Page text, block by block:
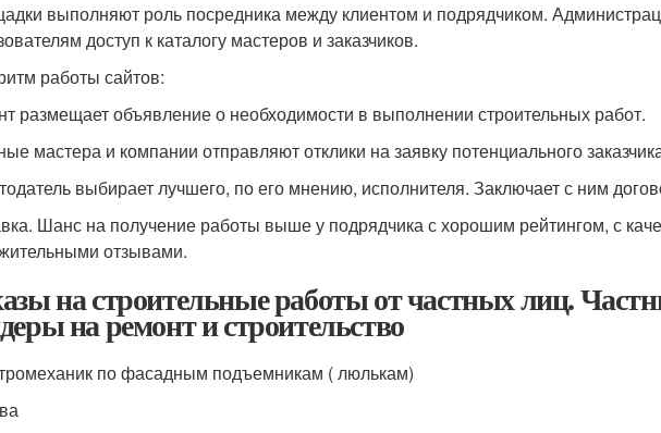
выполняют роль посредника между клиентом и подрядчиком.
доступ к каталогу мастеров и заказчиков.
работы сайтов:
размещает объявление о необходимости в выполнении строительных работ.
мастера и компании отправляют отклики на заявку потенциального
выбирает лучшего, по его мнению, исполнителя. Заключает с ним
Шанс на получение работы выше у подрядчика с хорошим рейтингом, с
отзывами.
на строительные работы от частных лиц.
на ремонт и строительство
по фасадным подъемникам ( люлькам)